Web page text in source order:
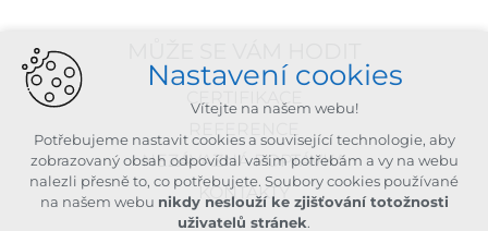
CERTIFIKACE
REFERENCE
NEZÁVAZNÁ POPTÁVKA
KONTAKTY
Nastavení cookies
Vítejte na našem webu!
Potřebujeme nastavit cookies a související technologie, aby
zobrazovaný obsah odpovídal vašim potřebám a vy na webu
nalezli přesně to, co potřebujete. Soubory cookies používané
na našem webu nikdy neslouží ke zjišťování totožnosti
uživatelů stránek.